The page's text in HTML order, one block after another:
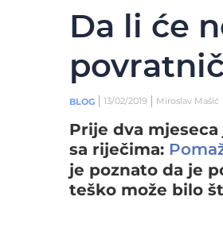
Da li će
BLOG 13/02/2019 Miroslav Mašić
Prije dva
sa riječima:
je poznato da je
teško može bilo